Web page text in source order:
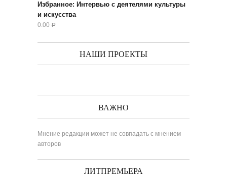
Избранное: Интервью с деятелями культуры
и искусства
0.00 Р
НАШИ ПРОЕКТЫ
ВАЖНО
Мнение редакции может не совпадать с мнением
авторов
ЛИТПРЕМЬЕРА